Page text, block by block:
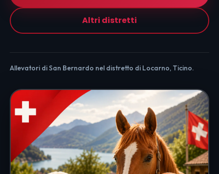
Altri distretti
Allevatori di San Bernardo nel distretto di Locarno, Ticino.